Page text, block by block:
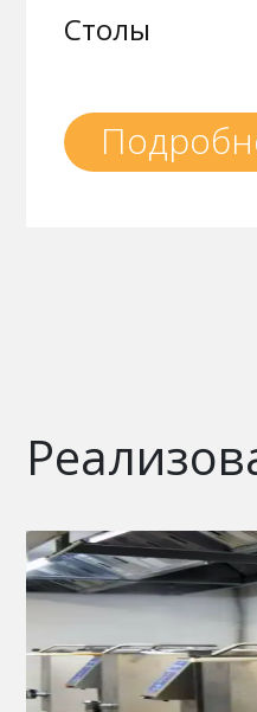
Столы